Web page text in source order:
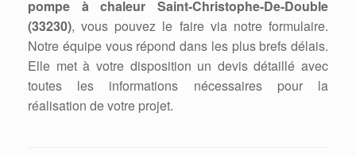
pompe à chaleur Saint-Christophe-De-Double
(33230), vous pouvez le faire via notre formulaire.
Notre équipe vous répond dans les plus brefs délais.
Elle met à votre disposition un devis détaillé avec
toutes les informations nécessaires pour la
réalisation de votre projet.